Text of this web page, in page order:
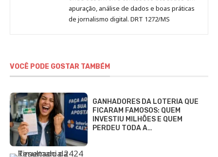
apuração, análise de dados e boas práticas
de jornalismo digital. DRT 1272/MS
VOCÊ PODE GOSTAR TAMBÉM
GANHADORES DA LOTERIA QUE
FICARAM FAMOSOS: QUEM
INVESTIU MILHÕES E QUEM
PERDEU TODA A…